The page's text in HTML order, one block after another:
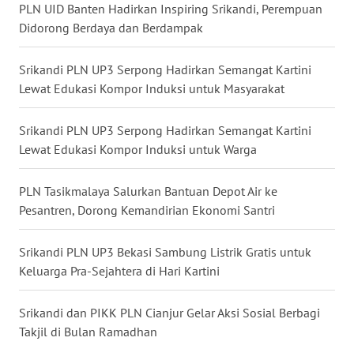
PLN UID Banten Hadirkan Inspiring Srikandi, Perempuan
Didorong Berdaya dan Berdampak
Srikandi PLN UP3 Serpong Hadirkan Semangat Kartini
Lewat Edukasi Kompor Induksi untuk Masyarakat
Srikandi PLN UP3 Serpong Hadirkan Semangat Kartini
Lewat Edukasi Kompor Induksi untuk Warga
PLN Tasikmalaya Salurkan Bantuan Depot Air ke
Pesantren, Dorong Kemandirian Ekonomi Santri
Srikandi PLN UP3 Bekasi Sambung Listrik Gratis untuk
Keluarga Pra-Sejahtera di Hari Kartini
Srikandi dan PIKK PLN Cianjur Gelar Aksi Sosial Berbagi
Takjil di Bulan Ramadhan
MALUKU
WN
MALUT
WN
DAIRI
WN
DANAU
TOBA
WN